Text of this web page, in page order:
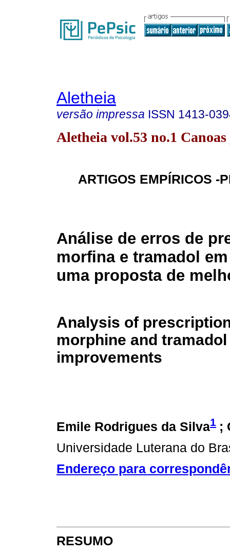
Aletheia
versão impressa ISSN 1413-
Aletheia vol.53 no.1
ARTIGOS EMPÍRICOS -
Análise de erros de
morfina e tramadol
uma proposta de
Analysis of
morphine and
improvements
Emile Rodrigues da Silva1 ;
Universidade Luterana do
Endereço para
RESUMO